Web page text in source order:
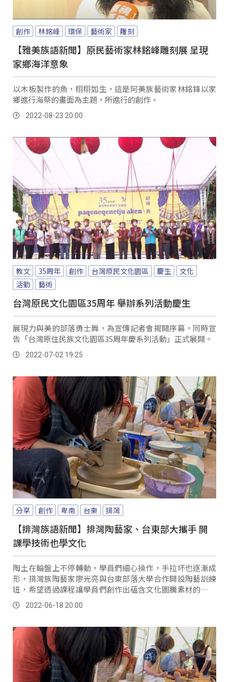
創作 林銘峰 環保 藝術家 雕刻
【雅美族語新聞】原民藝術家林銘峰雕刻展 呈現
家鄉海洋意象
以木板製作的魚，栩栩如生，這是阿美族藝術家林銘鋒以家
鄉進行海祭的畫面為主題，所進行的創作。
2022-08-23 20:00
教文 35周年 創作 台灣原民文化園區 慶生
文化
活動
藝術
台灣原民文化園區35周年 舉辦系列活動慶生
展現力與美的部落勇士舞，為宣傳記者會揭開序幕，同時宣
告「台灣原住民族文化園區35周年慶系列活動」正式展開。
2022-07-02 19:25
分享 創作 卑南 台東 排灣
【排灣族語新聞】排灣陶藝家、台東部大攜手 開
課學技術也學文化
陶土在輪盤上不停轉動，學員們細心操作，手拉坏也逐漸成
形，排灣族陶藝家廖光亮與台東部落大學合作開設陶藝訓練
班，希望透過課程讓學員們創作出蘊含文化圖騰素材的陶製
器皿。2022-06-18 20:00